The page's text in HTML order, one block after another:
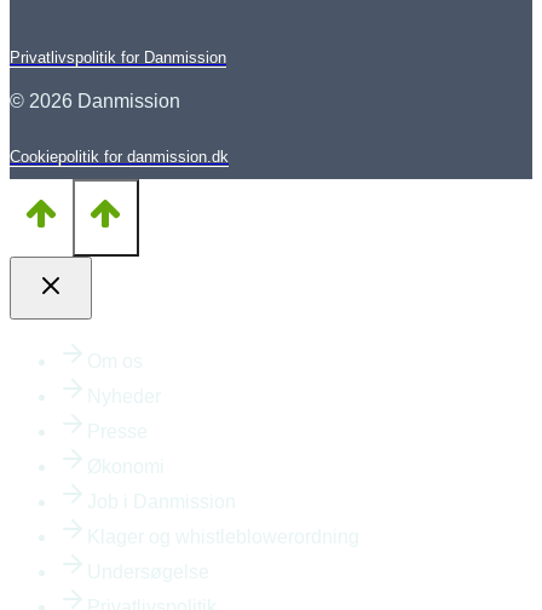
Privatlivspolitik for Danmission
© 2026 Danmission
Cookiepolitik for danmission.dk